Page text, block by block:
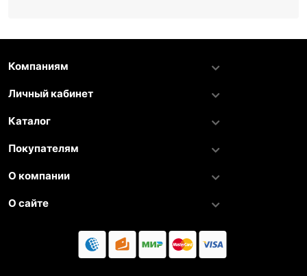
Компаниям
Личный кабинет
Каталог
Покупателям
О компании
О сайте